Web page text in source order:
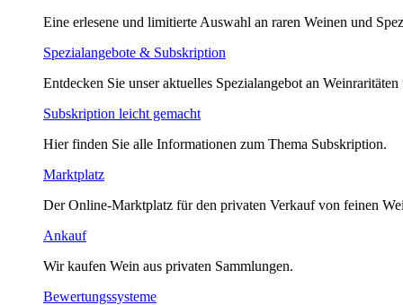
Eine erlesene und limitierte Auswahl an raren Weinen und
Spezialangebote & Subskription
Entdecken Sie unser aktuelles Spezialangebot an
Subskription leicht gemacht
Hier finden Sie alle Informationen zum Thema Subskription.
Marktplatz
Der Online-Marktplatz für den privaten Verkauf von feinen
Ankauf
Wir kaufen Wein aus privaten Sammlungen.
Bewertungssysteme